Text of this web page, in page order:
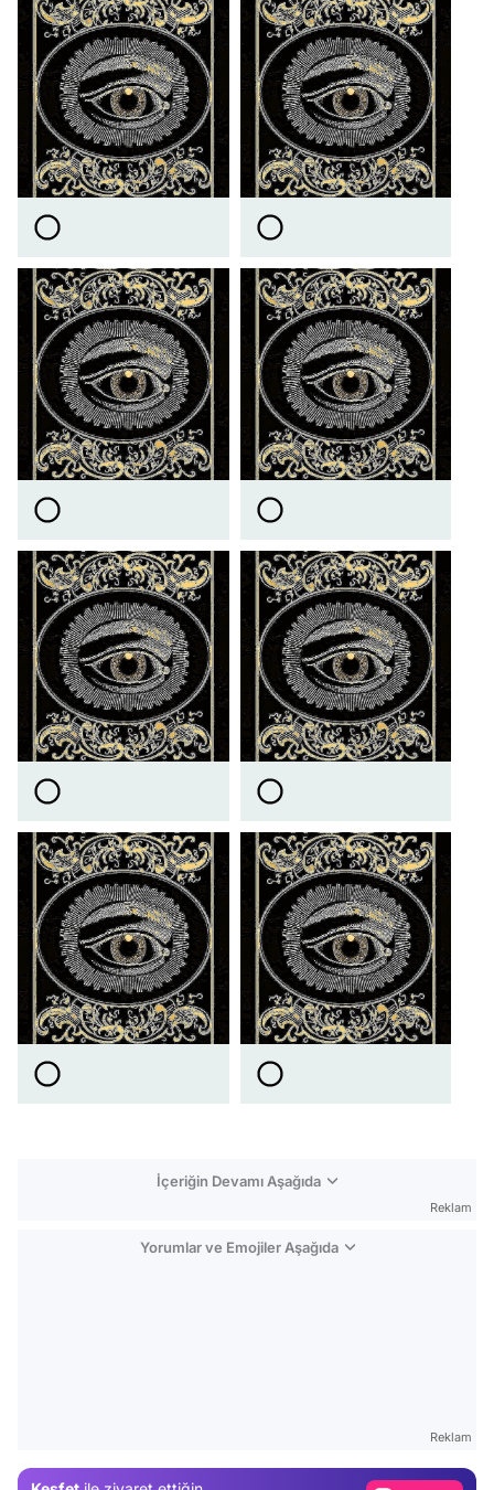
İçeriğin Devamı Aşağıda
Reklam
Yorumlar ve Emojiler Aşağıda
Reklam